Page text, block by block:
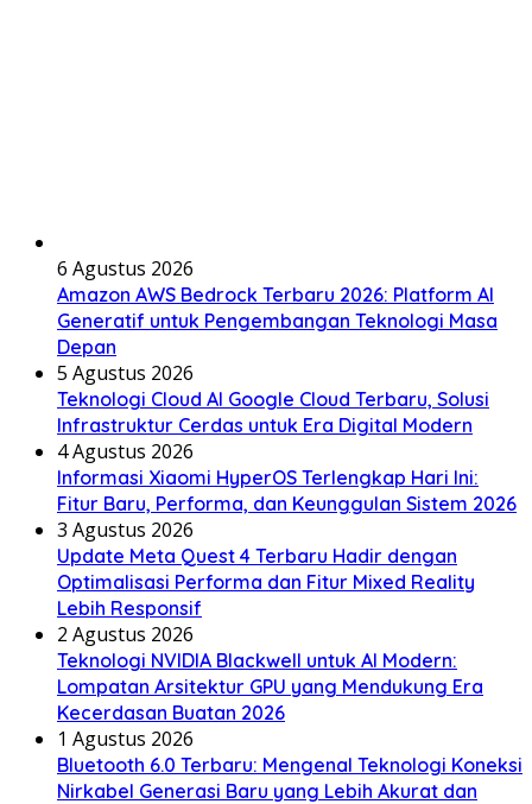
6 Agustus 2026
Amazon AWS Bedrock Terbaru 2026: Platform AI
Generatif untuk Pengembangan Teknologi Masa
Depan
5 Agustus 2026
Teknologi Cloud AI Google Cloud Terbaru, Solusi
Infrastruktur Cerdas untuk Era Digital Modern
4 Agustus 2026
Informasi Xiaomi HyperOS Terlengkap Hari Ini:
Fitur Baru, Performa, dan Keunggulan Sistem 2026
3 Agustus 2026
Update Meta Quest 4 Terbaru Hadir dengan
Optimalisasi Performa dan Fitur Mixed Reality
Lebih Responsif
2 Agustus 2026
Teknologi NVIDIA Blackwell untuk AI Modern:
Lompatan Arsitektur GPU yang Mendukung Era
Kecerdasan Buatan 2026
1 Agustus 2026
Bluetooth 6.0 Terbaru: Mengenal Teknologi Koneksi
Nirkabel Generasi Baru yang Lebih Akurat dan